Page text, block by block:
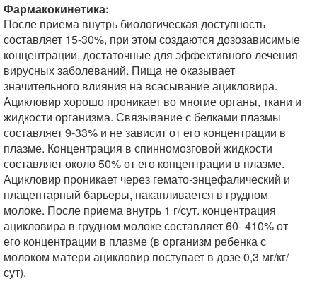
Фармакокинетика:
После приема внутрь биологическая доступность
составляет 15-30%, при этом создаются дозозависимые
концентрации, достаточные для эффективного лечения
вирусных заболеваний. Пища не оказывает
значительного влияния на всасывание ацикловира.
Ацикловир хорошо проникает во многие органы, ткани и
жидкости организма. Связывание с белками плазмы
составляет 9-33% и не зависит от его концентрации в
плазме. Концентрация в спинномозговой жидкости
составляет около 50% от его концентрации в плазме.
Ацикловир проникает через гемато-энцефалический и
плацентарный барьеры, накапливается в грудном
молоке. После приема внутрь 1 г/сут. концентрация
ацикловира в грудном молоке составляет 60- 410% от
его концентрации в плазме (в организм ребенка с
молоком матери ацикловир поступает в дозе 0,3 мг/кг/
сут).